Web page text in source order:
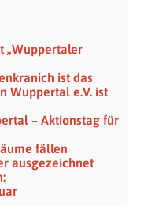
„Wuppertaler
ist das
Wuppertal e.V. ist
– Aktionstag für
fällen
ausgezeichnet